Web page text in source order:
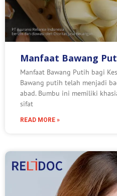
Manfaat Bawang
Manfaat Bawang Putih bagi
Bawang putih telah menjadi
abad. Bumbu ini memiliki
sifat
READ MORE »